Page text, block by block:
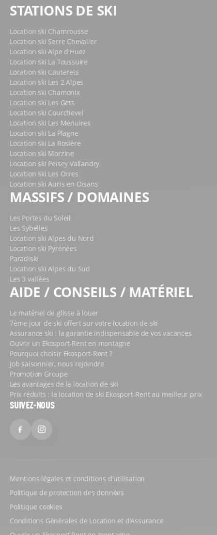
STATIONS DE SKI
Location ski Chamrousse
Location ski Serre Chevalier
Location ski Alpe d'Huez
Location ski La Toussuire
Location ski Cauterets
Location ski Les 2 Alpes
Location ski Chamonix
Location ski Les Gets
Location ski Courchevel
Location ski Les Menuires
Location ski La Plagne
Location ski La Rosière
Location ski Morzine
Location ski Peisey Vallandry
Location ski Les Orres
Location ski Auris en Oisans
MASSIFS / DOMAINES
Les Portes du Soleil
Les Sybelles
Location ski Alpes du Nord
Location ski Pyrénées
Paradiski
Location ski Alpes du Sud
Les 3 vallées
AIDE / CONSEILS / MATÉRIEL
Le matériel de glisse à louer
7ème jour de ski offert sur votre location de ski
Assurance ski : la garantie indispensable de vos vacances
Ouvrir un Ekosport-Rent en montagne
Pourquoi choisir Ekosport-Rent ?
Job saisonnier, nous rejoindre
Promotion Groupe
Les avantages de la location de ski
Prix réduits : la location de ski Ekosport-Rent au meilleur prix
SUIVEZ-NOUS
FacebookInstagram
Mentions légales et conditions d'utilisation
Politique de protection des données
Politique cookies
Conditions Générales de Location et d'Assurance